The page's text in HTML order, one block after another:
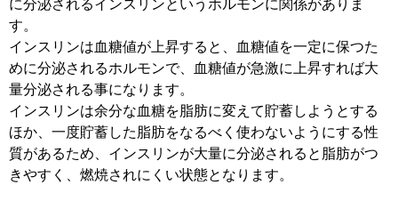
に分泌されるインスリンというホルモンに関係がありま
す。
インスリンは血糖値が上昇すると、血糖値を一定に保つた
めに分泌されるホルモンで、血糖値が急激に上昇すれば大
量分泌される事になります。
インスリンは余分な血糖を脂肪に変えて貯蓄しようとする
ほか、一度貯蓄した脂肪をなるべく使わないようにする性
質があるため、インスリンが大量に分泌されると脂肪がつ
きやすく、燃焼されにくい状態となります。